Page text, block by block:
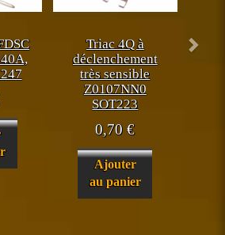
Triac 4Q à
déclenchement
très sensible
Z0107NN0
SOT223
0,70€
Ajouter
au panier